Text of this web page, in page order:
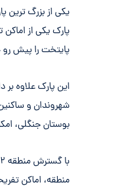
یکی از بزرگ ترین
پایتخت را پیش
این پارک علاوه
بوستان جنگلی،
منطقه، اماکن